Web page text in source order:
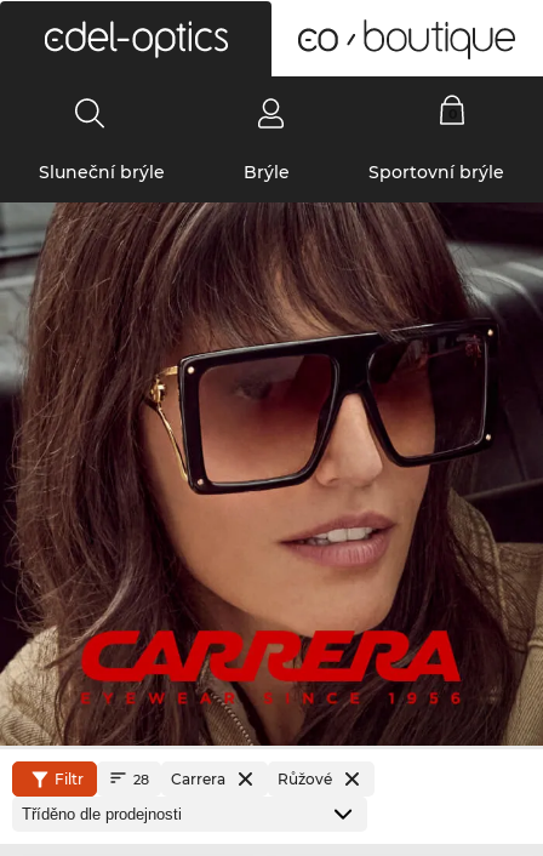
Sluneční brýle Brýle Sportovní brýle
Filtr 28 Carrera Růžové